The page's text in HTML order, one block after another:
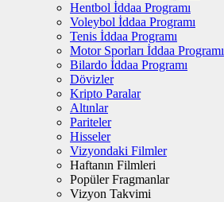
Hentbol İddaa Programı
Voleybol İddaa Programı
Tenis İddaa Programı
Motor Sporları İddaa Programı
Bilardo İddaa Programı
Dövizler
Kripto Paralar
Altınlar
Pariteler
Hisseler
Vizyondaki Filmler
Haftanın Filmleri
Popüler Fragmanlar
Vizyon Takvimi